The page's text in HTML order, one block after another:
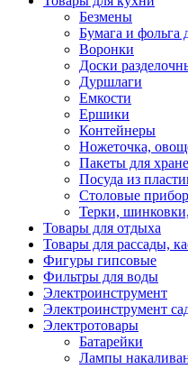
Безмены
Бумага и фольга
Воронки
Доски
Дуршлаги
Емкости
Ершики
Контейнеры
Ножеточка,
Пакеты для
Посуда из
Столовые
Терки,
Товары для отдыха
Товары для рассады,
Фигуры гипсовые
Фильтры для воды
Электроинструмент
Электроинструмент
Электротовары
Батарейки
Лампы